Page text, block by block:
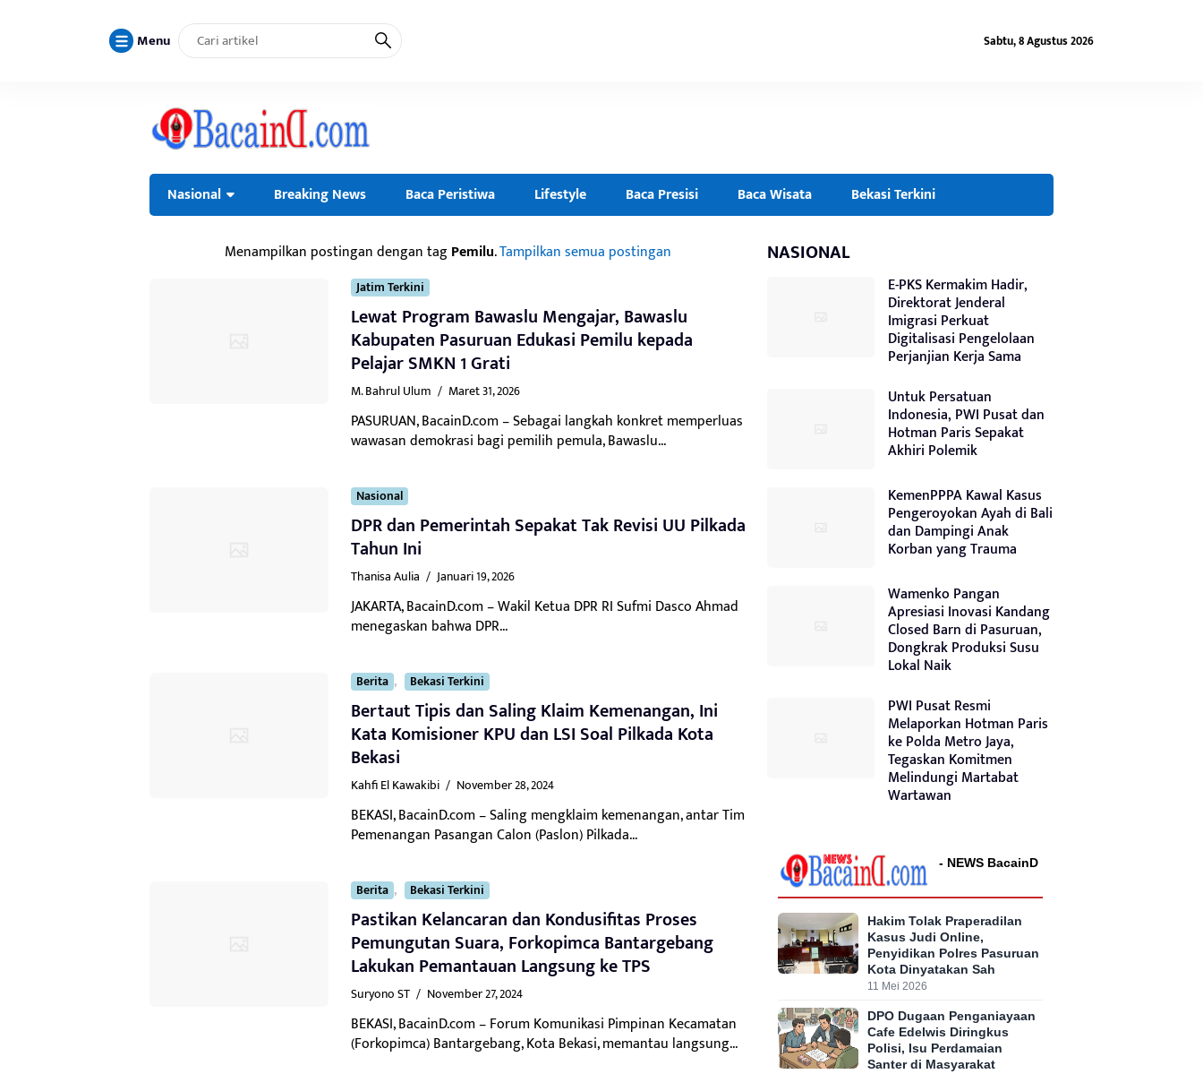
Menu Sabtu, 8 Agustus 2026
Nasional Breaking News Baca Peristiwa Lifestyle Baca Presisi Baca Wisata Bekasi Terkini
Menampilkan postingan dengan tagPemilu.Tampilkan semua postingan
Jatim Terkini
Lewat Program Bawaslu Mengajar, Bawaslu
Kabupaten Pasuruan Edukasi Pemilu kepada
Pelajar SMKN 1 Grati
M. Bahrul Ulum / Maret 31, 2026
PASURUAN, BacainD.com – Sebagai langkah konkret memperluas
wawasan demokrasi bagi pemilih pemula, Bawaslu...
Nasional
DPR dan Pemerintah Sepakat Tak Revisi UU Pilkada
Tahun Ini
Thanisa Aulia / Januari 19, 2026
JAKARTA, BacainD.com – Wakil Ketua DPR RI Sufmi Dasco Ahmad
menegaskan bahwa DPR...
Berita , Bekasi Terkini
Bertaut Tipis dan Saling Klaim Kemenangan, Ini
Kata Komisioner KPU dan LSI Soal Pilkada Kota
Bekasi
Kahfi El Kawakibi / November 28, 2024
BEKASI, BacainD.com – Saling mengklaim kemenangan, antar Tim
Pemenangan Pasangan Calon (Paslon) Pilkada...
Berita , Bekasi Terkini
Pastikan Kelancaran dan Kondusifitas Proses
Pemungutan Suara, Forkopimca Bantargebang
Lakukan Pemantauan Langsung ke TPS
Suryono ST / November 27, 2024
BEKASI, BacainD.com – Forum Komunikasi Pimpinan Kecamatan
(Forkopimca) Bantargebang, Kota Bekasi, memantau langsung...
NASIONAL
E-PKS Kermakim Hadir,
Direktorat Jenderal
Imigrasi Perkuat
Digitalisasi Pengelolaan
Perjanjian Kerja Sama
Untuk Persatuan
Indonesia, PWI Pusat dan
Hotman Paris Sepakat
Akhiri Polemik
KemenPPPA Kawal Kasus
Pengeroyokan Ayah di Bali
dan Dampingi Anak
Korban yang Trauma
Wamenko Pangan
Apresiasi Inovasi Kandang
Closed Barn di Pasuruan,
Dongkrak Produksi Susu
Lokal Naik
PWI Pusat Resmi
Melaporkan Hotman Paris
ke Polda Metro Jaya,
Tegaskan Komitmen
Melindungi Martabat
Wartawan
- NEWS BacainD
Hakim Tolak Praperadilan
Kasus Judi Online,
Penyidikan Polres Pasuruan
Kota Dinyatakan Sah
11 Mei 2026
DPO Dugaan Penganiayaan
Cafe Edelwis Diringkus
Polisi, Isu Perdamaian
Santer di Masyarakat